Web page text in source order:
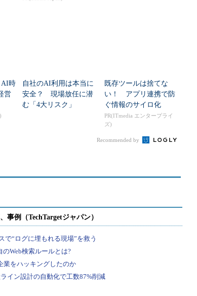
AI時
営
自社のAI利用は本当に
安全？ 現場放任に潜
む「4大リスク」
既存ツールは捨てな
い！ アプリ連携で防
ぐ情報のサイロ化
PR(ITmedia エンタープライ
ズ)
Recommended by